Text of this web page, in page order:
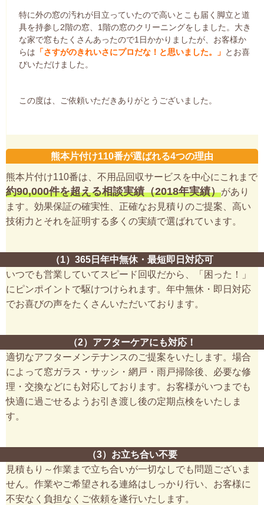
特に外の窓の汚れが目立っていたので高いとこも届く脚立と道
具を持参し2階の窓、1階の窓のクリーニングをしました。大き
な家で窓もたくさんあったので1日かかりましたが、お客様か
らは 「さすがのきれいさにプロだな！と思いました。」 とお喜
びいただけました。
この度は、ご依頼いただきありがとうございました。
熊本片付け110番が選ばれる4つの理由
熊本片付け110番は、不用品回収サービスを中心にこれまで
約90,000件を超える相談実績（2018年実績）があり
ます。効果保証の確実性、正確なお見積りのご提案、高い
技術力とそれを証明する多くの実績で選ばれています。
（1）365日年中無休・最短即日対応可
いつでも営業していてスピード回収だから、「困った！」
にピンポイントで駆けつけられます。年中無休・即日対応
でお喜びの声をたくさんいただいております。
（2）アフターケアにも対応！
適切なアフターメンテナンスのご提案をいたします。場合
によって窓ガラス・サッシ・網戸・雨戸掃除後、必要な修
理・交換などにも対応しております。お客様がいつまでも
快適に過ごせるようお引き渡し後の定期点検をいたしま
す。
（3）お立ち合い不要
見積もり～作業まで立ち合いが一切なしでも問題ございま
せん。作業やご希望される連絡はしっかり行い、お客様に
不安なく負担なくご依頼を遂行いたします。